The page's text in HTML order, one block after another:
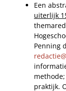
Een
uiterlijk
Penning
praktijk.